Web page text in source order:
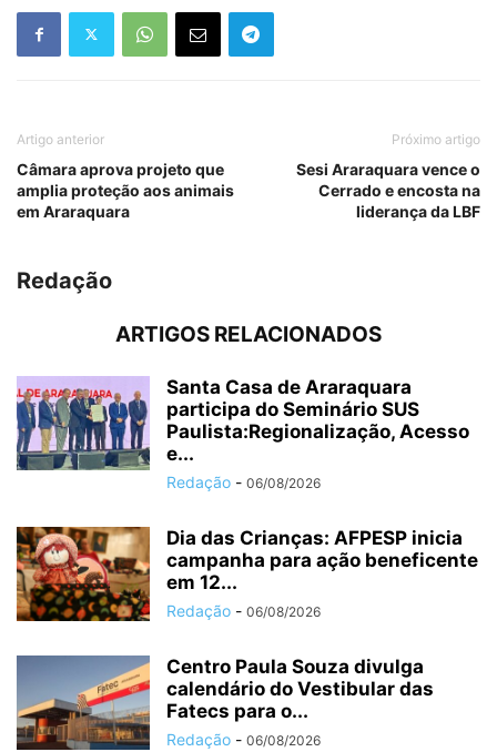
Artigo anterior
Câmara aprova projeto que
amplia proteção aos animais
em Araraquara
Próximo artigo
Sesi Araraquara vence o
Cerrado e encosta na
liderança da LBF
Redação
ARTIGOS RELACIONADOS
Santa Casa de Araraquara
participa do Seminário SUS
Paulista:Regionalização, Acesso
e...
Redação - 06/08/2026
Dia das Crianças: AFPESP inicia
campanha para ação beneficente
em 12...
Redação - 06/08/2026
Centro Paula Souza divulga
calendário do Vestibular das
Fatecs para o...
Redação - 06/08/2026